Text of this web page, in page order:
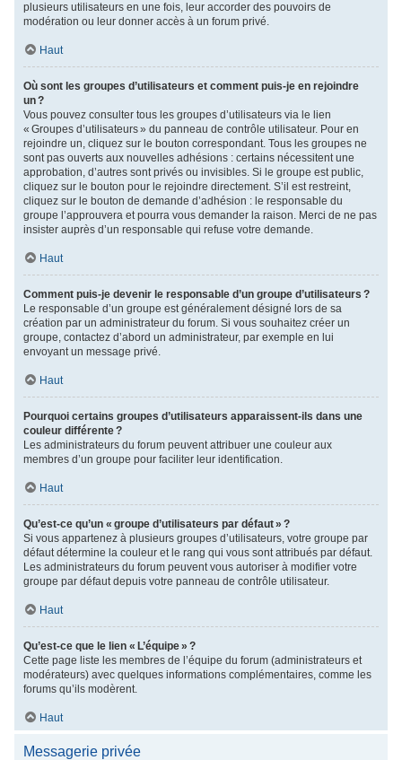
plusieurs utilisateurs en une fois, leur accorder des pouvoirs de
modération ou leur donner accès à un forum privé.
Haut
Où sont les groupes d’utilisateurs et comment puis-je en rejoindre
un ?
Vous pouvez consulter tous les groupes d’utilisateurs via le lien
« Groupes d’utilisateurs » du panneau de contrôle utilisateur. Pour en
rejoindre un, cliquez sur le bouton correspondant. Tous les groupes ne
sont pas ouverts aux nouvelles adhésions : certains nécessitent une
approbation, d’autres sont privés ou invisibles. Si le groupe est public,
cliquez sur le bouton pour le rejoindre directement. S’il est restreint,
cliquez sur le bouton de demande d’adhésion : le responsable du
groupe l’approuvera et pourra vous demander la raison. Merci de ne pas
insister auprès d’un responsable qui refuse votre demande.
Haut
Comment puis-je devenir le responsable d’un groupe d’utilisateurs ?
Le responsable d’un groupe est généralement désigné lors de sa
création par un administrateur du forum. Si vous souhaitez créer un
groupe, contactez d’abord un administrateur, par exemple en lui
envoyant un message privé.
Haut
Pourquoi certains groupes d’utilisateurs apparaissent-ils dans une
couleur différente ?
Les administrateurs du forum peuvent attribuer une couleur aux
membres d’un groupe pour faciliter leur identification.
Haut
Qu’est-ce qu’un « groupe d’utilisateurs par défaut » ?
Si vous appartenez à plusieurs groupes d’utilisateurs, votre groupe par
défaut détermine la couleur et le rang qui vous sont attribués par défaut.
Les administrateurs du forum peuvent vous autoriser à modifier votre
groupe par défaut depuis votre panneau de contrôle utilisateur.
Haut
Qu’est-ce que le lien « L’équipe » ?
Cette page liste les membres de l’équipe du forum (administrateurs et
modérateurs) avec quelques informations complémentaires, comme les
forums qu’ils modèrent.
Haut
Messagerie privée